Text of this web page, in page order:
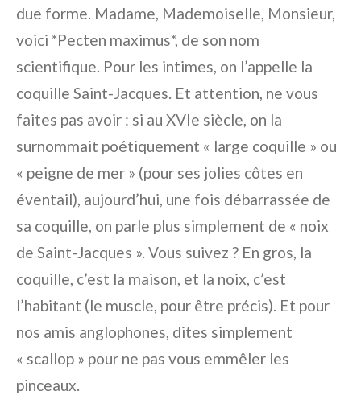
due forme. Madame, Mademoiselle, Monsieur,
voici *Pecten maximus*, de son nom
scientifique. Pour les intimes, on l’appelle la
coquille Saint-Jacques. Et attention, ne vous
faites pas avoir : si au XVIe siècle, on la
surnommait poétiquement « large coquille » ou
« peigne de mer » (pour ses jolies côtes en
éventail), aujourd’hui, une fois débarrassée de
sa coquille, on parle plus simplement de « noix
de Saint-Jacques ». Vous suivez ? En gros, la
coquille, c’est la maison, et la noix, c’est
l’habitant (le muscle, pour être précis). Et pour
nos amis anglophones, dites simplement
« scallop » pour ne pas vous emmêler les
pinceaux.